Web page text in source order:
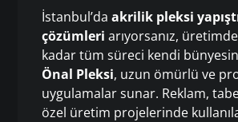
İstanbul’daakrilik pleksi
çözümleri arıyorsanız,
kadar tüm süreci kendi
Önal Pleksi, uzun ömürlü ve
uygulamalar sunar. Reklam,
özel üretim projelerinde